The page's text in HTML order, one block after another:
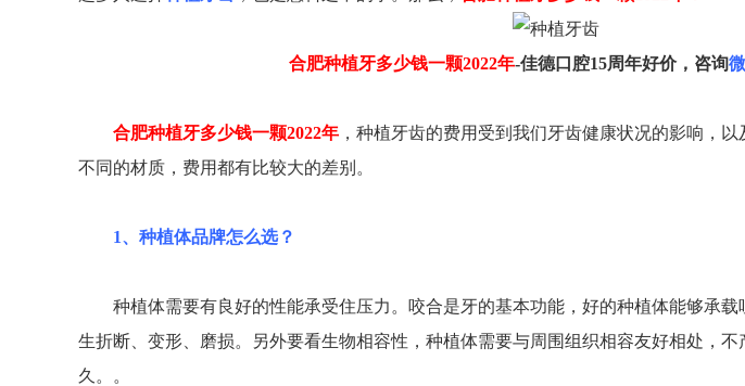
合肥种植牙多少钱一颗2022年-佳德口腔15周年好价，咨询
合肥种植牙多少钱一颗2022年 ，种植牙齿的费用受到我们牙齿健康状况的影响，
不同的材质，费用都有比较大的差别。
1、种植体品牌怎么选？
种植体需要有良好的性能承受住压力。咬合是牙的基本功能，好的种植体能够承载
生折断、变形、磨损。另外要看生物相容性，种植体需要与周围组织相容友好相处，
久。。